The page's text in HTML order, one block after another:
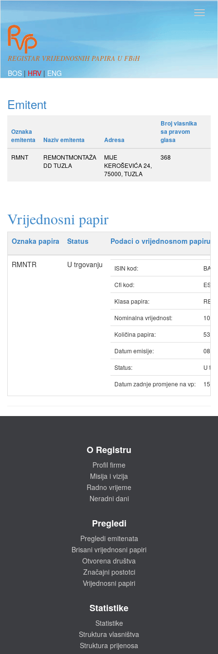
REGISTAR VRIJEDNOSNIH PAPIRA U FBiH
BOS | HRV | ENG
Emitent
Oznaka
emitenta
Naziv emitenta Adresa
Broj vlasnika
sa pravom
glasa
RMNT
REMONTMONTAŽA
DD TUZLA
MIJE
KEROŠEVIĆA 24,
75000, TUZLA
368
Vrijednosni papir
Oznaka papira Status Podaci o vrijednosnom papiru
RMNTR U trgovanju ISIN kod:
Cfi kod:
Klasa papira:
Nominalna vrijednost:
Količina papira:
Datum emisije:
Status:
U
Datum zadnje promjene na vp:
O Registru
Profil firme
Misija i vizija
Radno vrijeme
Neradni dani
Pregledi
Pregledi emitenata
Brisani vrijednosni papiri
Otvorena društva
Značajni postotci
Vrijednosni papiri
Statistike
Statistike
Struktura vlasništva
Struktura prijenosa